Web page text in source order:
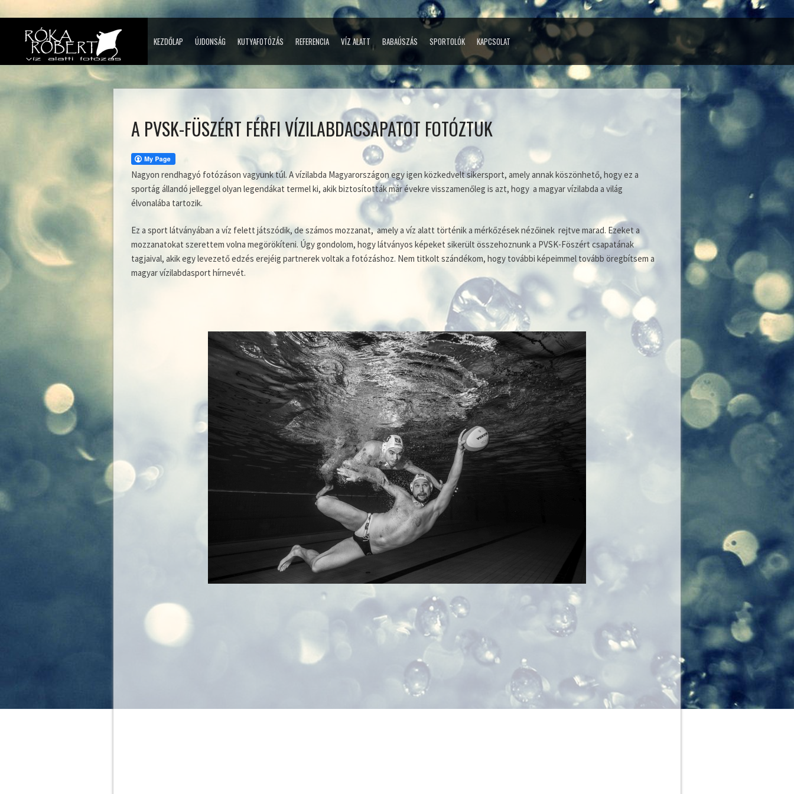
KEZDŐLAP ÚJDONSÁG KUTYAFOTÓZÁS REFERENCIA VÍZ ALATT BABAÚSZÁS SPORTOLÓK KAPCSOLAT
A PVSK-FÜSZÉRT FÉRFI VÍZILABDACSAPATOT FOTÓZTUK
Nagyon rendhagyó fotózáson vagyunk túl. A vízilabda Magyarországon egy igen közkedvelt sikersport, amely annak köszönhető, hogy ez a
sportág állandó jelleggel olyan legendákat termel ki, akik biztosították már évekre visszamenőleg is azt, hogy a magyar vízilabda a világ
élvonalába tartozik.
Ez a sport látványában a víz felett játszódik, de számos mozzanat, amely a víz alatt történik a mérkőzések nézőinek rejtve marad. Ezeket a
mozzanatokat szerettem volna megörökíteni. Úgy gondolom, hogy látványos képeket sikerült összehoznunk a PVSK-Föszért csapatának
tagjaival, akik egy levezető edzés erejéig partnerek voltak a fotózáshoz. Nem titkolt szándékom, hogy további képeimmel tovább öregbítsem a
magyar vízilabdasport hírnevét.